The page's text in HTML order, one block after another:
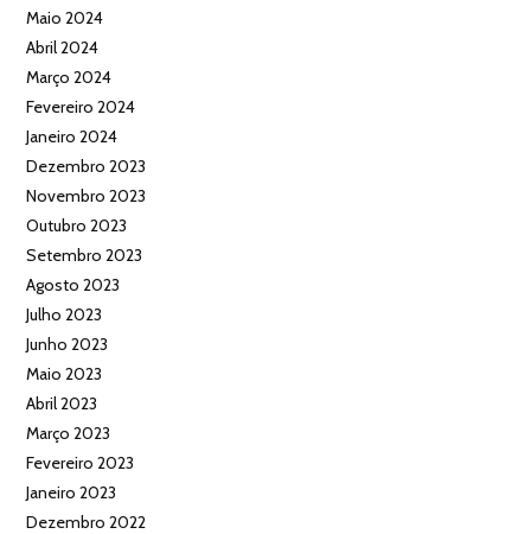
Maio 2024
Abril 2024
Março 2024
Fevereiro 2024
Janeiro 2024
Dezembro 2023
Novembro 2023
Outubro 2023
Setembro 2023
Agosto 2023
Julho 2023
Junho 2023
Maio 2023
Abril 2023
Março 2023
Fevereiro 2023
Janeiro 2023
Dezembro 2022